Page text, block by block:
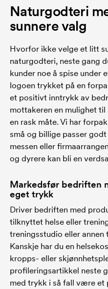
Naturgodteri
sunnere valg
Hvorfor ikke velge et litt
naturgodteri, neste gang
kunder noe å spise under
logoen trykket på en
et positivt inntrykk av
mottakeren en mulighet
en rask måte. Vi har
små og billige passer
messen eller
og dyrere kan bli en
Markedsfør bedriften
eget trykk
Driver bedriften med
tilknyttet helse eller
treningsstudio eller
Kanskje har du en
kropps- eller
profileringsartikkel neste
med trykk i så fall være et